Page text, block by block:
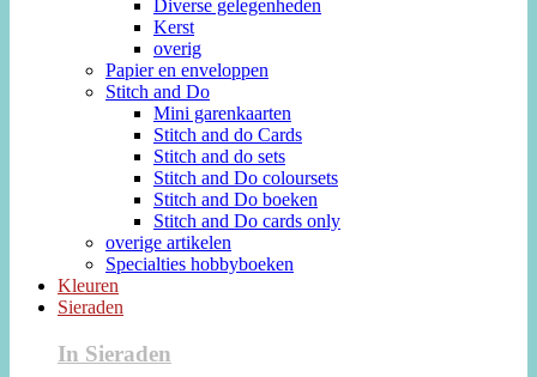
Diverse gelegenheden
Kerst
overig
Papier en enveloppen
Stitch and Do
Mini garenkaarten
Stitch and do Cards
Stitch and do sets
Stitch and Do coloursets
Stitch and Do boeken
Stitch and Do cards only
overige artikelen
Specialties hobbyboeken
Kleuren
Sieraden
In Sieraden